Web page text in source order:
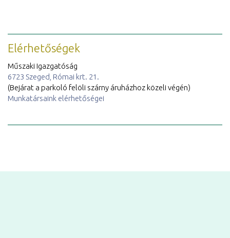
Elérhetőségek
Műszaki Igazgatóság
6723 Szeged, Római krt. 21.
(Bejárat a parkoló felöli szárny áruházhoz közeli végén)
Munkatársaink elérhetőségei